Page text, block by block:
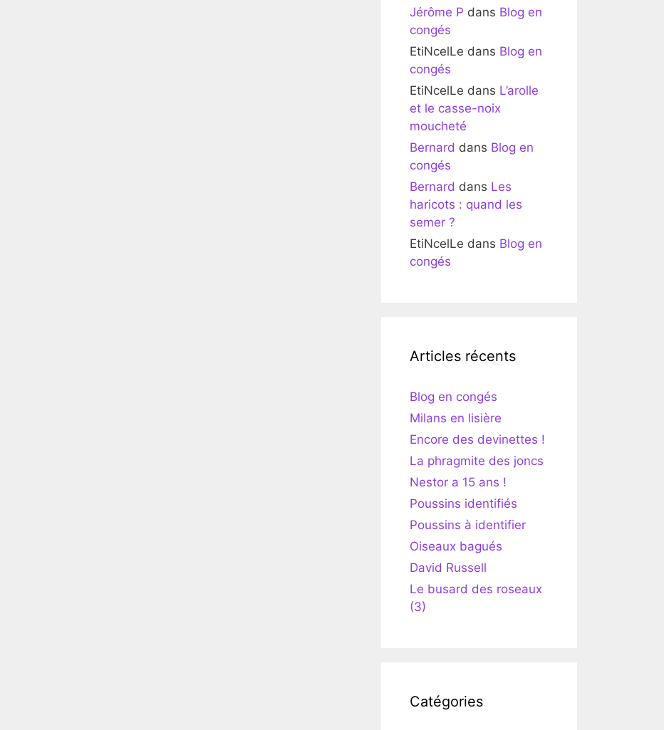
Jérôme P dans Blog en
congés
EtiNcelLe dans Blog en
congés
EtiNcelLe dans L’arolle
et le casse-noix
moucheté
Bernard dans Blog en
congés
Bernard dans Les
haricots : quand les
semer ?
EtiNcelLe dans Blog en
congés
Articles récents
Blog en congés
Milans en lisière
Encore des devinettes !
La phragmite des joncs
Nestor a 15 ans !
Poussins identifiés
Poussins à identifier
Oiseaux bagués
David Russell
Le busard des roseaux
(3)
Catégories